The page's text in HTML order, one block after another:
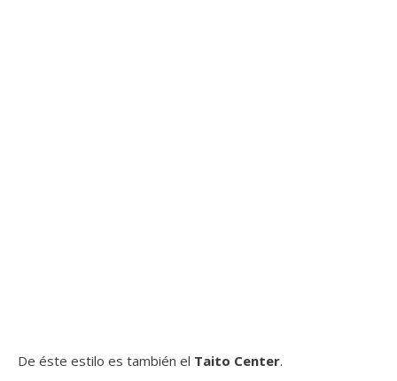
De éste estilo es también el Taito Center.